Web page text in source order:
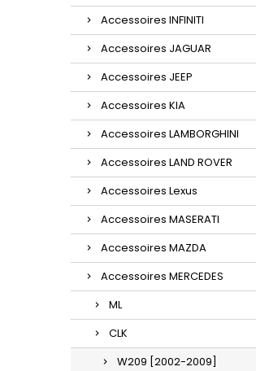
Accessoires INFINITI
Accessoires JAGUAR
Accessoires JEEP
Accessoires KIA
Accessoires LAMBORGHINI
Accessoires LAND ROVER
Accessoires Lexus
Accessoires MASERATI
Accessoires MAZDA
Accessoires MERCEDES
ML
CLK
W209 [2002-2009]